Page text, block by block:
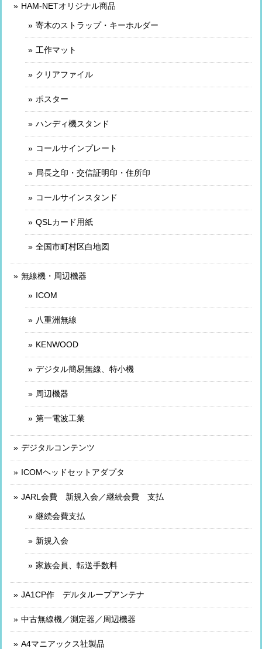
HAM-NETオリジナル商品
寄木のストラップ・キーホルダー
工作マット
クリアファイル
ポスター
ハンディ機スタンド
コールサインプレート
局長之印・交信証明印・住所印
コールサインスタンド
QSLカード用紙
全国市町村区白地図
無線機・周辺機器
ICOM
八重洲無線
KENWOOD
デジタル簡易無線、特小機
周辺機器
第一電波工業
デジタルコンテンツ
ICOMヘッドセットアダプタ
JARL会費 新規入会／継続会費 支払
継続会費支払
新規入会
家族会員、転送手数料
JA1CP作 デルタループアンテナ
中古無線機／測定器／周辺機器
A4マニアックス社製品